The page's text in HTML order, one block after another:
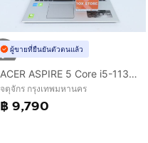
ผู้ขายที่ยืนยันตัวตนแล้ว
ACER ASPIRE 5 Core i5-1135G7 RAM16.512GB
จตุจักร กรุงเทพมหานคร
฿ 9,790